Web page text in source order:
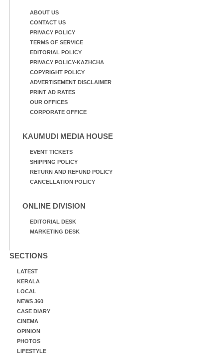
ABOUT US
CONTACT US
PRIVACY POLICY
TERMS OF SERVICE
EDITORIAL POLICY
PRIVACY POLICY-KAZHCHA
COPYRIGHT POLICY
ADVERTISEMENT DISCLAIMER
PRINT AD RATES
OUR OFFICES
CORPORATE OFFICE
KAUMUDI MEDIA HOUSE
EVENT TICKETS
SHIPPING POLICY
RETURN AND REFUND POLICY
CANCELLATION POLICY
ONLINE DIVISION
EDITORIAL DESK
MARKETING DESK
SECTIONS
LATEST
KERALA
LOCAL
NEWS 360
CASE DIARY
CINEMA
OPINION
PHOTOS
LIFESTYLE